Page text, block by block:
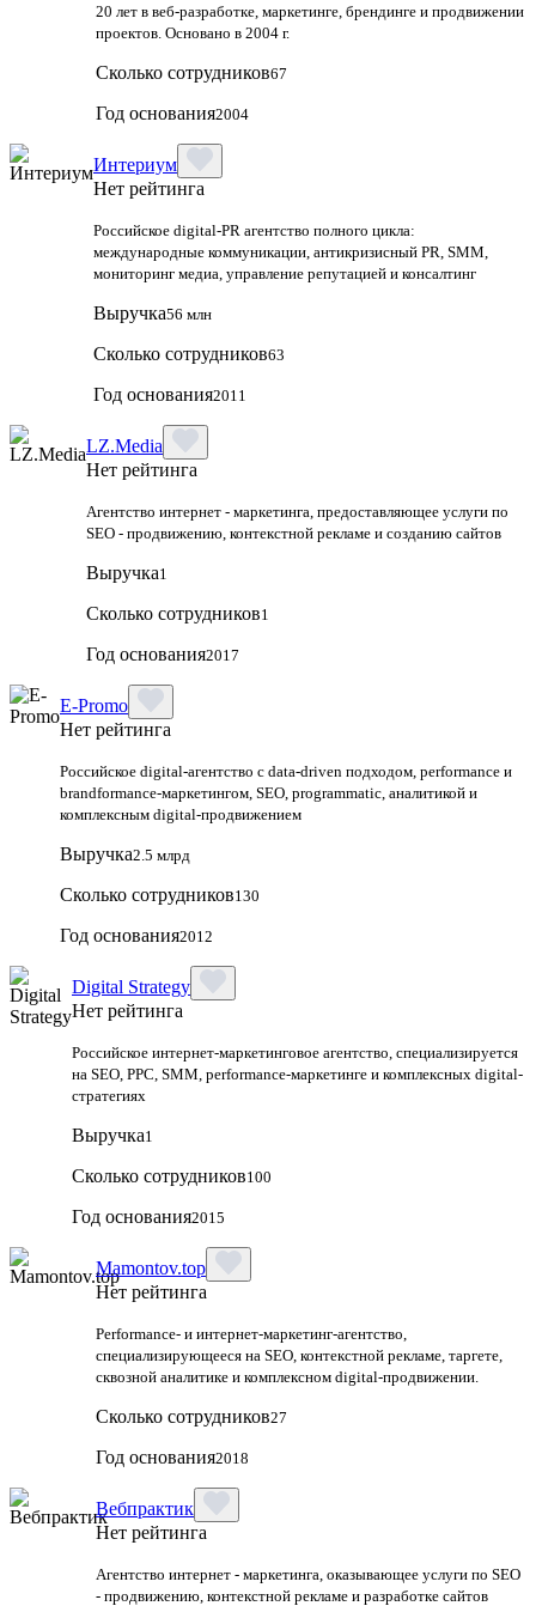
20 лет в веб-разработке, маркетинге, брендинге и продвижении
проектов. Основано в 2004 г.
Сколько сотрудников67
Год основания2004
Интериум
Нет рейтинга
Российское digital-PR агентство полного цикла:
международные коммуникации, антикризисный PR, SMM,
мониторинг медиа, управление репутацией и консалтинг
Выручка56 млн
Сколько сотрудников63
Год основания2011
LZ.Media
Нет рейтинга
Агентство интернет - маркетинга, предоставляющее услуги по
SEO - продвижению, контекстной рекламе и созданию сайтов
Выручка1
Сколько сотрудников1
Год основания2017
E-Promo
Нет рейтинга
Российское digital-агентство с data-driven подходом, performance и
brandformance-маркетингом, SEO, programmatic, аналитикой и
комплексным digital-продвижением
Выручка2.5 млрд
Сколько сотрудников130
Год основания2012
Digital Strategy
Нет рейтинга
Российское интернет-маркетинговое агентство, специализируется
на SEO, PPC, SMM, performance-маркетинге и комплексных digital-
стратегиях
Выручка1
Сколько сотрудников100
Год основания2015
Mamontov.top
Нет рейтинга
Performance‑ и интернет‑маркетинг‑агентство,
специализирующееся на SEO, контекстной рекламе, таргете,
сквозной аналитике и комплексном digital‑продвижении.
Сколько сотрудников27
Год основания2018
Вебпрактик
Нет рейтинга
Агентство интернет - маркетинга, оказывающее услуги по SEO
- продвижению, контекстной рекламе и разработке сайтов